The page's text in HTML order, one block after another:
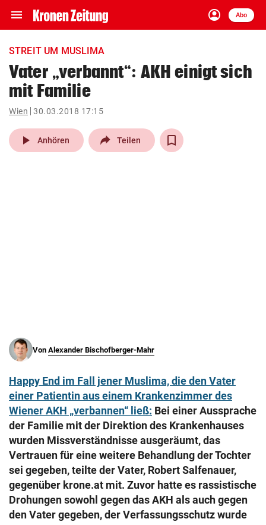
menu Navigation
ein-/ausklappen
account_circle
Anmelden
Abo
close Schließen
account_circle Anmelden
pin_drop
Wien arrow_right
STREIT UM MUSLIMA
Vater „verbannt“: AKH einigt sich
mit Familie
Wien 30.03.2018 17:15
play_arrow Anhören Teilen
Von Alexander Bischofberger-Mahr
Happy End im Fall jener Muslima, die den Vater
einer Patientin aus einem Krankenzimmer des
Wiener AKH „verbannen“ ließ: Bei einer Aussprache
der Familie mit der Direktion des Krankenhauses
wurden Missverständnisse ausgeräumt, das
Vertrauen für eine weitere Behandlung der Tochter
sei gegeben, teilte der Vater, Robert Salfenauer,
gegenüber krone.at mit. Zuvor hatte es rassistische
Drohungen sowohl gegen das AKH als auch gegen
den Vater gegeben, der Verfassungsschutz wurde